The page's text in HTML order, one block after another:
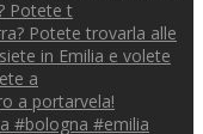
Potete t